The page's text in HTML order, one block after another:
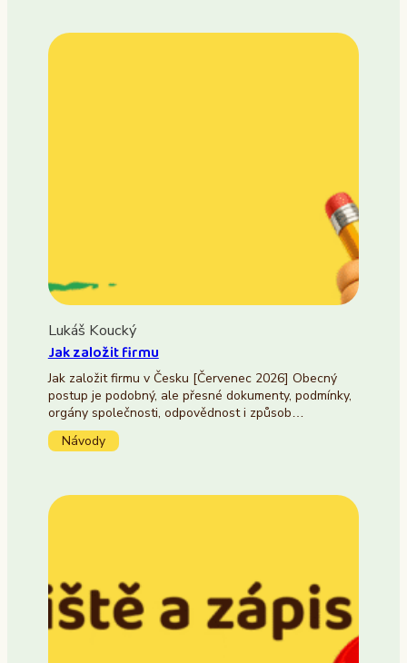
Lukáš Koucký
Jak založit firmu
Jak založit firmu v Česku [Červenec 2026] Obecný
postup je podobný, ale přesné dokumenty, podmínky,
orgány společnosti, odpovědnost i způsob…
Návody